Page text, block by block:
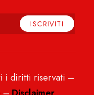
i diritti riservati –